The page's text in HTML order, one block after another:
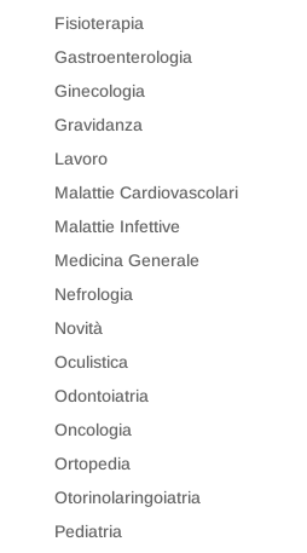
Fisioterapia
Gastroenterologia
Ginecologia
Gravidanza
Lavoro
Malattie Cardiovascolari
Malattie Infettive
Medicina Generale
Nefrologia
Novità
Oculistica
Odontoiatria
Oncologia
Ortopedia
Otorinolaringoiatria
Pediatria